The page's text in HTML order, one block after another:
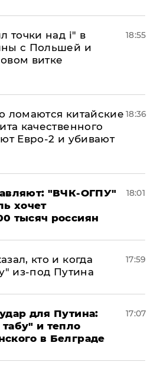
точки над і" в
с Польшей и
витке
18:55
ломаются китайские
качественного
Евро-2 и убивают
18:36
"ВЧК-ОГПУ"
хочет
тысяч россиян
18:01
кто и когда
из-под Путина
17:59
для Путина:
и тепло
в Белграде
17:07